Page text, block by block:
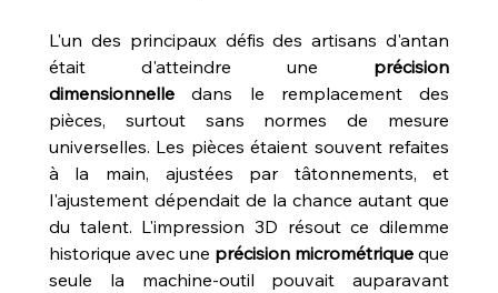
L'un des principaux défis des artisans d'antan
était d'atteindre une précision
dimensionnelle dans le remplacement des
pièces, surtout sans normes de mesure
universelles. Les pièces étaient souvent refaites
à la main, ajustées par tâtonnements, et
l'ajustement dépendait de la chance autant que
du talent. L'impression 3D résout ce dilemme
historique avec une précision micrométrique que
seule la machine-outil pouvait auparavant